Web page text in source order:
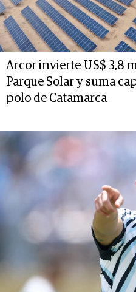
Arcor invierte US$ 3,8
Parque Solar y suma
polo de Catamarca